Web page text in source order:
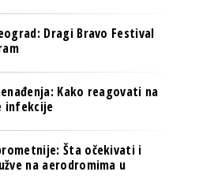
Dragi Bravo Festival
Kako reagovati na
infekcije
Šta očekivati i
na aerodromima u